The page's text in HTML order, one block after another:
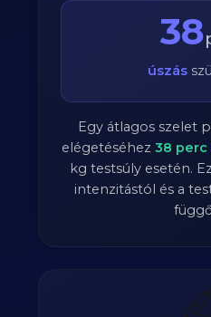
38
úszás
Egy átlagos szelet
elégetéséhez 38 perc
kg testsúly esetén.
intenzitástól és a